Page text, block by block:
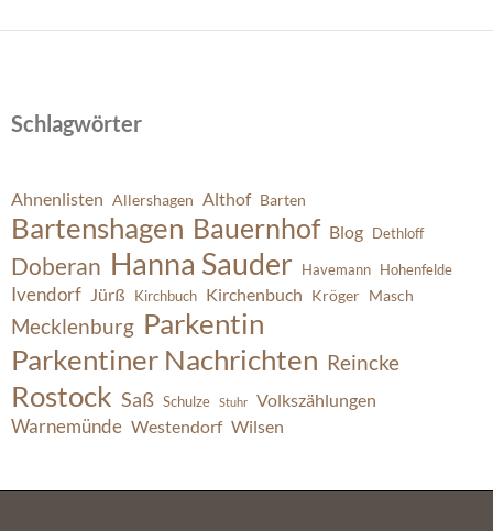
Schlagwörter
Ahnenlisten Allershagen Althof Barten
Bartenshagen Bauernhof Blog Dethloff
Doberan Hanna Sauder Havemann Hohenfelde
Ivendorf Jürß Kirchbuch Kirchenbuch Kröger Masch
Mecklenburg Parkentin
Parkentiner Nachrichten Reincke
Rostock Saß Schulze Stuhr Volkszählungen
Warnemünde Westendorf Wilsen